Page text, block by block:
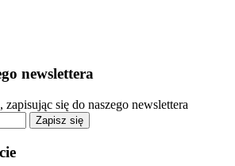
newslettera
się do naszego newslettera
Zapisz się